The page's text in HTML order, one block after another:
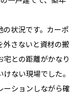
状況です。カーポ
外さないと資材の搬
宅との距離がかなり
ない現場でした。
ーションしながら確